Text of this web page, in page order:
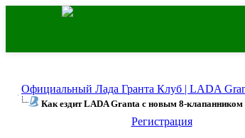
Официальный Лада Гранта Клуб | LADA
Как ездит LADA Granta с новым 8-клапанником
Регистрация